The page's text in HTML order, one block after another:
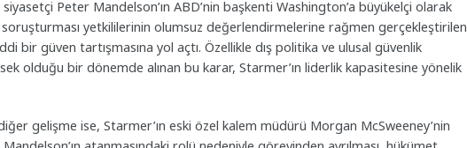
Peter Mandelson’ın ABD’nin başkenti Washington’a büyükelçi olarak
soruşturması yetkililerinin olumsuz değerlendirmelerine rağmen gerçekleştirilen
bir güven tartışmasına yol açtı. Özellikle dış politika ve ulusal güvenlik
olduğu bir dönemde alınan bu karar, Starmer’ın liderlik kapasitesine yönelik
gelişme ise, Starmer’ın eski özel kalem müdürü Morgan McSweeney’nin